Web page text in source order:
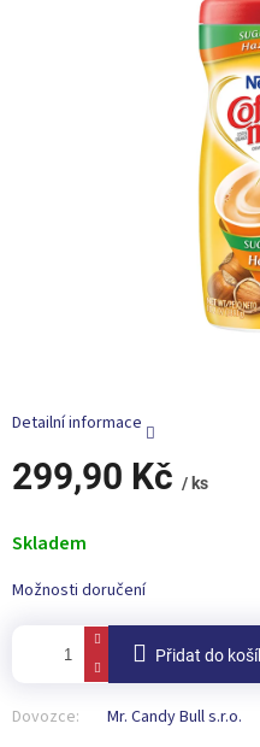
299,90 Kč / ks
cena:
Skladem
Možnosti doručení
Přidat do
Dovozce: Mr. Candy Bull s.r.o.
Detailní informace